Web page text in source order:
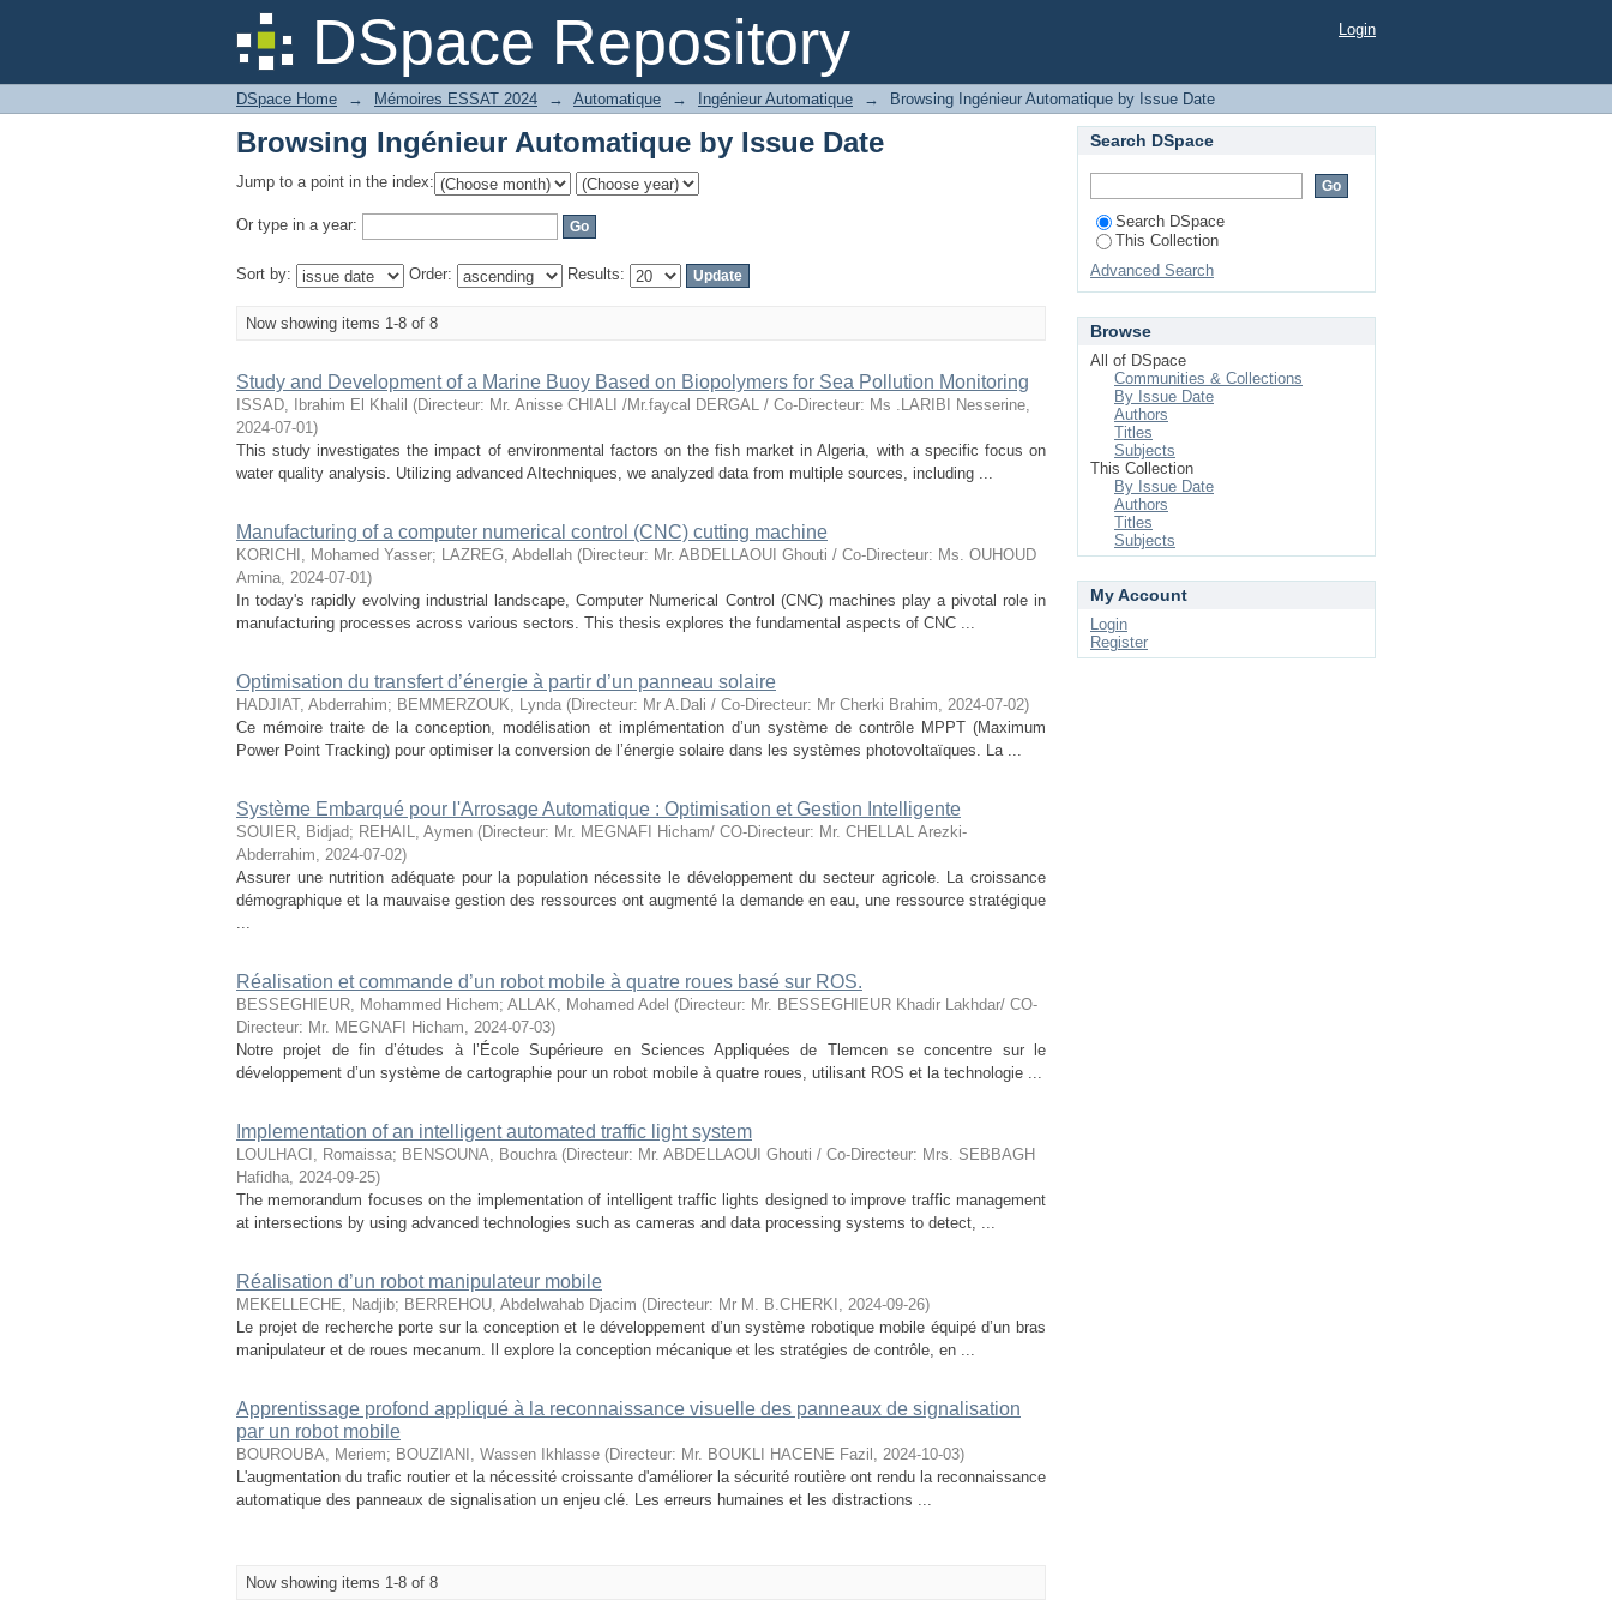
DSpace Repository
Browsing Ingénieur Automatique by Issue Date Login
DSpace Home → Mémoires ESSAT 2024 → Automatique → Ingénieur Automatique → Browsing Ingénieur Automatique by Issue Date
Browsing Ingénieur Automatique by Issue Date
Jump to a point in the index:
Or type in a year:
Sort by: Order: Results:
Now showing items 1-8 of 8
Study and Development of a Marine Buoy Based on Biopolymers for Sea Pollution Monitoring
ISSAD, Ibrahim El Khalil (Directeur: Mr. Anisse CHIALI /Mr.faycal DERGAL / Co-Directeur: Ms .LARIBI Nesserine,
2024-07-01)
This study investigates the impact of environmental factors on the fish market in Algeria, with a specific focus on
water quality analysis. Utilizing advanced AItechniques, we analyzed data from multiple sources, including ...
Manufacturing of a computer numerical control (CNC) cutting machine
KORICHI, Mohamed Yasser; LAZREG, Abdellah (Directeur: Mr. ABDELLAOUI Ghouti / Co-Directeur: Ms. OUHOUD
Amina, 2024-07-01)
In today's rapidly evolving industrial landscape, Computer Numerical Control (CNC) machines play a pivotal role in
manufacturing processes across various sectors. This thesis explores the fundamental aspects of CNC ...
Optimisation du transfert d’énergie à partir d’un panneau solaire
HADJIAT, Abderrahim; BEMMERZOUK, Lynda (Directeur: Mr A.Dali / Co-Directeur: Mr Cherki Brahim, 2024-07-02)
Ce mémoire traite de la conception, modélisation et implémentation d’un système de contrôle MPPT (Maximum
Power Point Tracking) pour optimiser la conversion de l’énergie solaire dans les systèmes photovoltaïques. La ...
Système Embarqué pour l'Arrosage Automatique : Optimisation et Gestion Intelligente
SOUIER, Bidjad; REHAIL, Aymen (Directeur: Mr. MEGNAFI Hicham/ CO-Directeur: Mr. CHELLAL Arezki-
Abderrahim, 2024-07-02)
Assurer une nutrition adéquate pour la population nécessite le développement du secteur agricole. La croissance
démographique et la mauvaise gestion des ressources ont augmenté la demande en eau, une ressource stratégique
...
Réalisation et commande d’un robot mobile à quatre roues basé sur ROS.
BESSEGHIEUR, Mohammed Hichem; ALLAK, Mohamed Adel (Directeur: Mr. BESSEGHIEUR Khadir Lakhdar/ CO-
Directeur: Mr. MEGNAFI Hicham, 2024-07-03)
Notre projet de fin d’études à l’École Supérieure en Sciences Appliquées de Tlemcen se concentre sur le
développement d’un système de cartographie pour un robot mobile à quatre roues, utilisant ROS et la technologie ...
Implementation of an intelligent automated traffic light system
LOULHACI, Romaissa; BENSOUNA, Bouchra (Directeur: Mr. ABDELLAOUI Ghouti / Co-Directeur: Mrs. SEBBAGH
Hafidha, 2024-09-25)
The memorandum focuses on the implementation of intelligent traffic lights designed to improve traffic management
at intersections by using advanced technologies such as cameras and data processing systems to detect, ...
Réalisation d’un robot manipulateur mobile
MEKELLECHE, Nadjib; BERREHOU, Abdelwahab Djacim (Directeur: Mr M. B.CHERKI , 2024-09-26)
Le projet de recherche porte sur la conception et le développement d’un système robotique mobile équipé d’un bras
manipulateur et de roues mecanum. Il explore la conception mécanique et les stratégies de contrôle, en ...
Apprentissage profond appliqué à la reconnaissance visuelle des panneaux de signalisation
par un robot mobile
BOUROUBA, Meriem; BOUZIANI, Wassen Ikhlasse (Directeur: Mr. BOUKLI HACENE Fazil , 2024-10-03)
L'augmentation du trafic routier et la nécessité croissante d'améliorer la sécurité routière ont rendu la reconnaissance
automatique des panneaux de signalisation un enjeu clé. Les erreurs humaines et les distractions ...
Now showing items 1-8 of 8
Search DSpace
Search DSpace
This Collection
Advanced Search
Browse
All of DSpace
Communities & Collections
By Issue Date
Authors
Titles
Subjects
This Collection
By Issue Date
Authors
Titles
Subjects
My Account
Login
Register